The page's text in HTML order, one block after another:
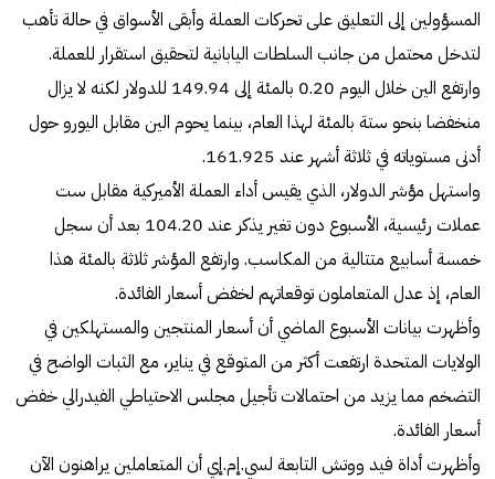
المسؤولين إلى التعليق على تحركات العملة وأبقى الأسواق في حالة تأهب
لتدخل محتمل من جانب السلطات اليابانية لتحقيق استقرار للعملة.
وارتفع الين خلال اليوم 0.20 بالمئة إلى 149.94 للدولار لكنه لا يزال
منخفضا بنحو ستة بالمئة لهذا العام، بينما يحوم الين مقابل اليورو حول
أدنى مستوياته في ثلاثة أشهر عند 161.925.
واستهل مؤشر الدولار، الذي يقيس أداء العملة الأميركية مقابل ست
عملات رئيسية، الأسبوع دون تغير يذكر عند 104.20 بعد أن سجل
خمسة أسابيع متتالية من المكاسب. وارتفع المؤشر ثلاثة بالمئة هذا
العام، إذ عدل المتعاملون توقعاتهم لخفض أسعار الفائدة.
وأظهرت بيانات الأسبوع الماضي أن أسعار المنتجين والمستهلكين في
الولايات المتحدة ارتفعت أكثر من المتوقع في يناير، مع الثبات الواضح في
التضخم مما يزيد من احتمالات تأجيل مجلس الاحتياطي الفيدرالي خفض
أسعار الفائدة.
وأظهرت أداة فيد ووتش التابعة لسي.إم.إي أن المتعاملين يراهنون الآن